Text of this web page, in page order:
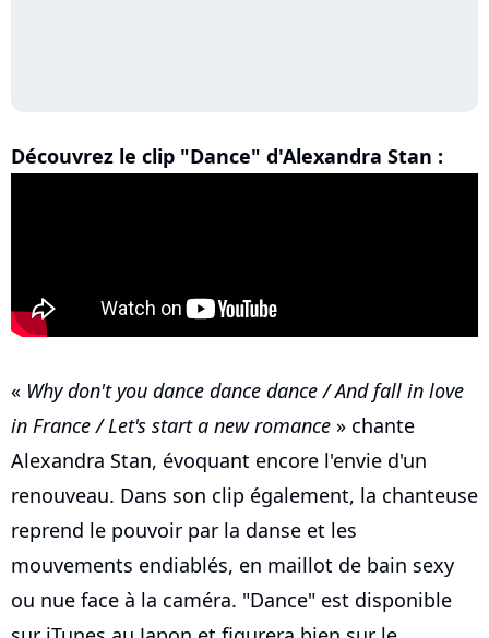
Découvrez le clip "Dance" d'Alexandra Stan :
« Why don't you dance dance dance / And fall in love
in France / Let's start a new romance » chante
Alexandra Stan, évoquant encore l'envie d'un
renouveau. Dans son clip également, la chanteuse
reprend le pouvoir par la danse et les
mouvements endiablés, en maillot de bain sexy
ou nue face à la caméra. "Dance" est disponible